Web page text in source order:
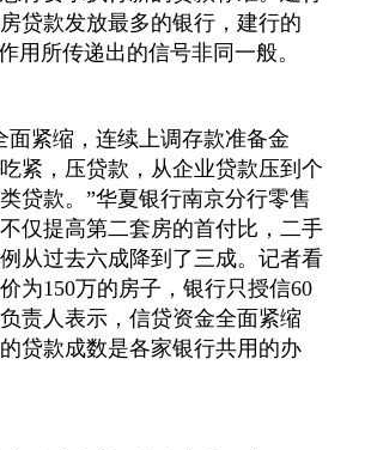
贷款发放最多的银行，建行的
用所传递出的信号非同一般。
面紧缩，连续上调存款准备金
紧，压贷款，从企业贷款压到个
贷款。”华夏银行南京分行零售
仅提高第二套房的首付比，二手
从过去六成降到了三成。记者看
为150万的房子，银行只授信60
责人表示，信贷资金全面紧缩
贷款成数是各家银行共用的办